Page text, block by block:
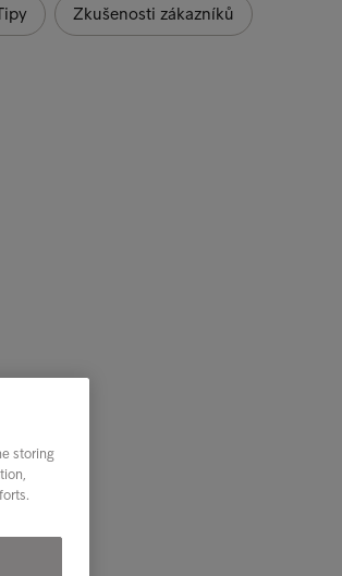
Zkušenosti zákazníků
storing